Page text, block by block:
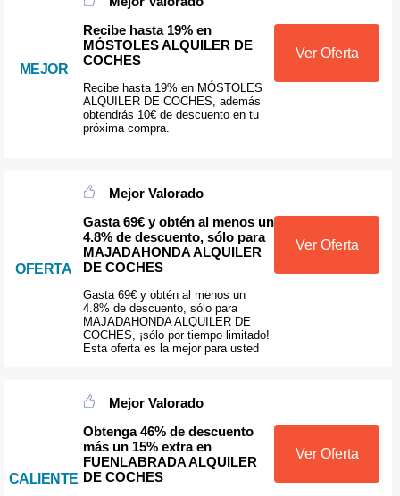
MEJOR
Recibe hasta 19% en
MÓSTOLES ALQUILER DE
COCHES
Recibe hasta 19% en MÓSTOLES
ALQUILER DE COCHES, además
obtendrás 10€ de descuento en tu
próxima compra.
Ver Oferta
OFERTA
Mejor Valorado
Gasta 69€ y obtén al menos un
4.8% de descuento, sólo para
MAJADAHONDA ALQUILER
DE COCHES
Gasta 69€ y obtén al menos un
4.8% de descuento, sólo para
MAJADAHONDA ALQUILER DE
COCHES, ¡sólo por tiempo limitado!
Esta oferta es la mejor para usted
Ver Oferta
CALIENTE
Mejor Valorado
Obtenga 46% de descuento
más un 15% extra en
FUENLABRADA ALQUILER
DE COCHES
Ver Oferta